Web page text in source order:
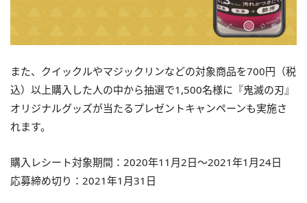
また、クイックルやマジックリンなどの対象商品を700円（税
込）以上購入した人の中から抽選で1,500名様に『鬼滅の刃』
オリジナルグッズが当たるプレゼントキャンペーンも実施さ
れます。
購入レシート対象期間：2020年11月2日～2021年1月24日
応募締め切り：2021年1月31日